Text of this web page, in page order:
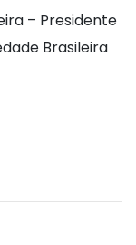
– Presidente
Brasileira